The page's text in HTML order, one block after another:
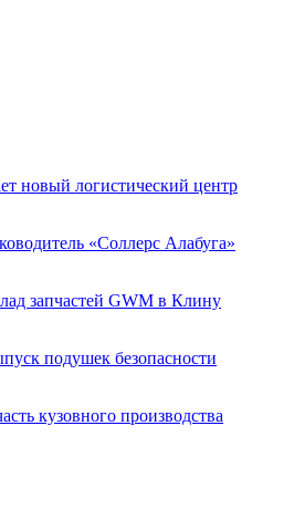
новый логистический центр
«Соллерс Алабуга»
запчастей GWM в Клину
подушек безопасности
кузовного производства